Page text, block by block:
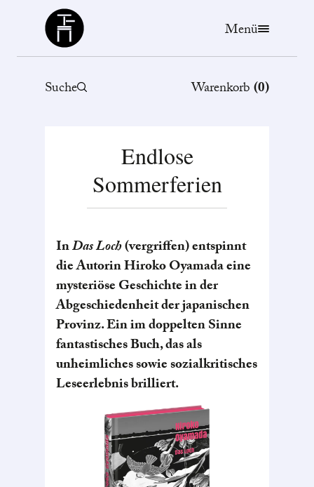
Büchergilde
Menü
Suche Warenkorb(0)
Endlose
Sommerferien
InDas Loch(vergriffen) entspinnt
die Autorin Hiroko Oyamada eine
mysteriöse Geschichte in der
Abgeschiedenheit der japanischen
Provinz. Ein im doppelten Sinne
fantastisches Buch, das als
unheimliches sowie sozialkritisches
Leseerlebnis brilliert.